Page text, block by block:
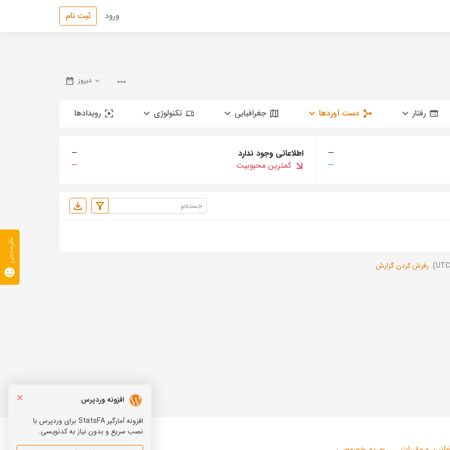
ورود ثبت نام
دیروز
رفتار دست آوردها جغرافیایی تکنولوژی رویدادها
—
—
اطلاعاتی وجود ندارد
—
کمترین محبوبیت
—
رفرش کردن گزارش
×
افزونه وردپرس
افزونه آمارگیر StatsFA برای وردپرس با
نصب سریع و بدون نیاز به کدنویسی.
نظرسنجی